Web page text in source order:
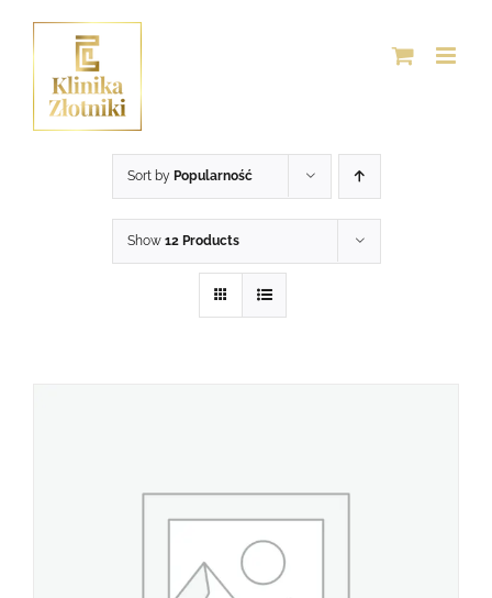
zawartości
Sort by Popularność
Show 12 Products